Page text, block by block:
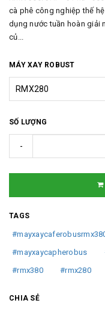
cà phê công nghiệp thế
dụng nước tuần hoàn giải
củ...
MÁY XAY ROBUST
SỐ LƯỢNG
-
TAGS
#mayxaycapherobus
#rmx380
#rmx280
CHIA SẺ